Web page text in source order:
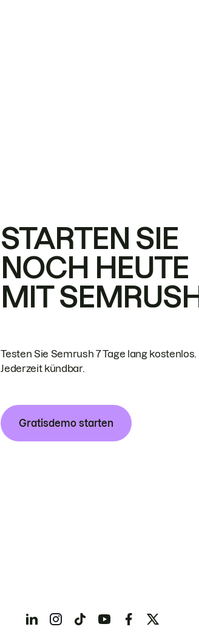
STARTEN SIE
NOCH HEUTE
MIT
Testen Sie Semrush 7 Tage lang kostenlos.
Jederzeit kündbar.
Gratisdemo starten